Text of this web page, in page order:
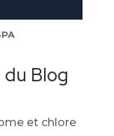
Blog
et chlore